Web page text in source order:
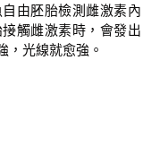
由胚胎檢測雌激素內
觸雌激素時，會發出
，光線就愈強。